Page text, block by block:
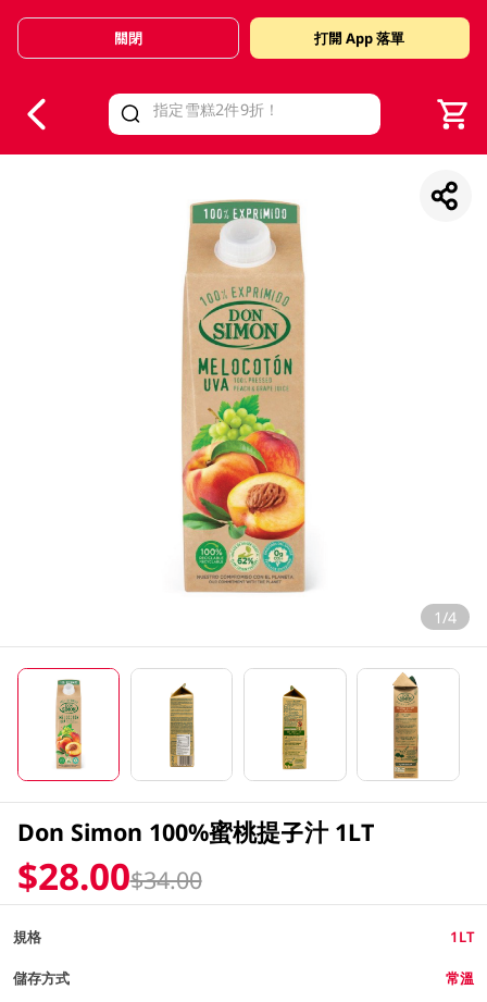
Valid Until 30 June 2026
關閉 打開 App 落單
1/4
Don Simon 100%蜜桃提子汁 1LT
$28.00$34.00
規格 1LT
儲存方式 常溫